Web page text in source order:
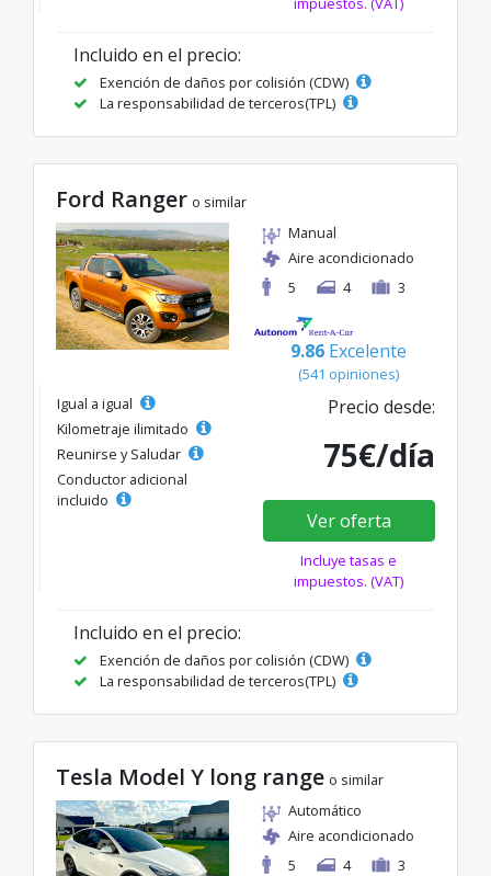
Incluido en el precio:
Exención de daños por colisión (CDW)
La responsabilidad de terceros(TPL)
Ford Ranger o similar
Manual
Aire acondicionado
5
4 3
9.86 Excelente
(541 opiniones)
Igual a igual
Kilometraje ilimitado
Reunirse y Saludar
Conductor adicional
incluido
Precio desde:
75€/día
Ver oferta
Incluye tasas e
impuestos. (VAT)
Incluido en el precio:
Exención de daños por colisión (CDW)
La responsabilidad de terceros(TPL)
Tesla Model Y long range o similar
Automático
Aire acondicionado
5
4 3